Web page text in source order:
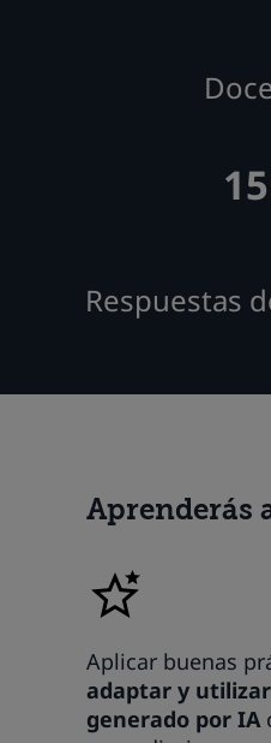
Respuestas
Aprenderás
Aplicar buenas
adaptar y
generado por IA